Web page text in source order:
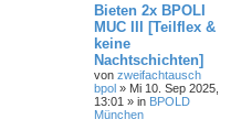
Bieten 2x BPOLI
MUC III [Teilflex &
keine
Nachtschichten]
von zweifachtausch
bpol » Mi 10. Sep 2025,
13:01 » in BPOLD
München